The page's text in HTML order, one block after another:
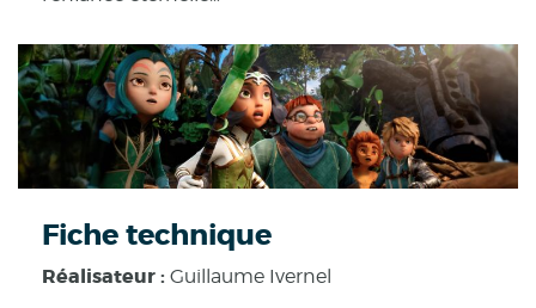
Fiche technique
Réalisateur : Guillaume Ivernel